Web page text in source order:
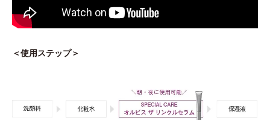
＜使用ステップ＞